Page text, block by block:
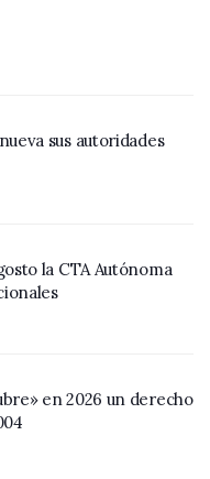
sus autoridades
la CTA Autónoma
en 2026 un derecho